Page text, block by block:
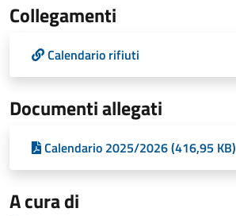
Collegamenti
Calendario rifiuti
Documenti allegati
Calendario 2025/2026 (416,95 KB)
A cura di